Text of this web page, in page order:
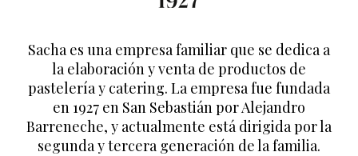
Sacha es una empresa familiar que se dedica a
la elaboración y venta de productos de
pastelería y catering. La empresa fue fundada
en 1927 en San Sebastián por Alejandro
Barreneche, y actualmente está dirigida por la
segunda y tercera generación de la familia.